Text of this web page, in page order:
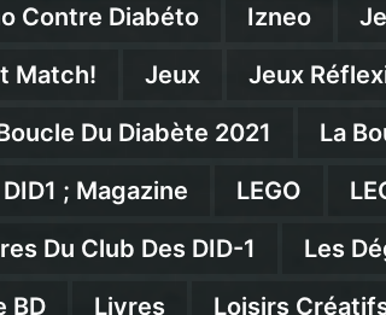
Contre Diabéto
Izneo
Match!
Jeux Jeux
Du Diabète 2021
La
; Magazine
LEGO
Du Club Des DID-1
Les
BD Livres Loisirs